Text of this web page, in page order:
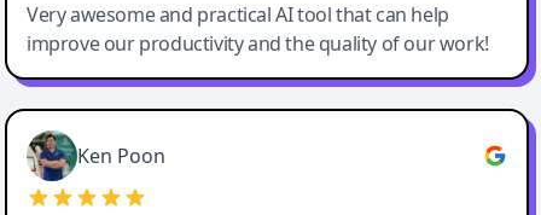
Very awesome and practical AI tool that can help
improve our productivity and the quality of our work!
Ken Poon